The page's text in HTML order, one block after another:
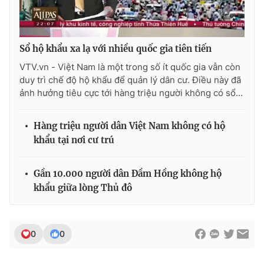
THỜI BÁO VTV
Cơ quan chủ quản:
Giấy phép hoạt động báo in và báo điện tử số 483/GP-BTTTT
cấp ngày 29/12/2023
Nguyễn Trọng Ninh
Sổ hộ khẩu xa lạ với nhiều quốc gia tiên tiến
VTV.vn - Việt Nam là một trong số ít quốc gia vẫn còn
duy trì chế độ hộ khẩu để quản lý dân cư. Điều này đã
ảnh hưởng tiêu cực tới hàng triệu người không có sổ...
Hàng triệu người dân Việt Nam không có hộ
khẩu tại nơi cư trú
Gần 10.000 người dân Đầm Hồng không hộ
khẩu giữa lòng Thủ đô
0 0